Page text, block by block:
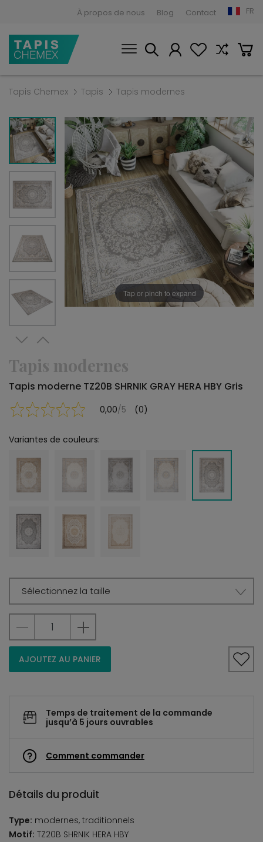
À propos de nous Blog Contact FR
Tapis Chemex Tapis Tapis modernes
Tap or pinch to expand
Tapis modernes
Tapis moderne TZ20B SHRNIK GRAY HERA HBY Gris
0,00/5 (0)
Variantes de couleurs:
Sélectionnez la taille
AJOUTEZ AU PANIER
Temps de traitement de la commande
jusqu’à 5 jours ouvrables
Comment commander
Détails du produit
Type: modernes, traditionnels
Motif: TZ20B SHRNIK HERA HBY